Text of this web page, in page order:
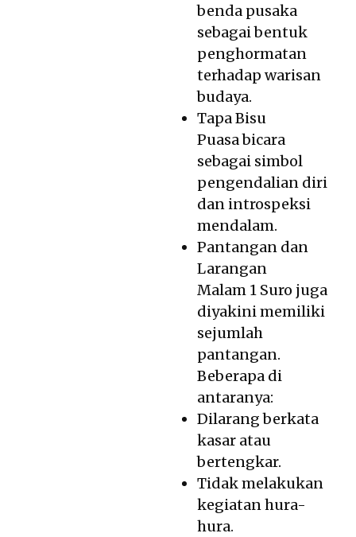
benda pusaka
sebagai bentuk
penghormatan
terhadap warisan
budaya.
Tapa Bisu
Puasa bicara
sebagai simbol
pengendalian diri
dan introspeksi
mendalam.
Pantangan dan
Larangan
Malam 1 Suro juga
diyakini memiliki
sejumlah
pantangan.
Beberapa di
antaranya:
Dilarang berkata
kasar atau
bertengkar.
Tidak melakukan
kegiatan hura-
hura.